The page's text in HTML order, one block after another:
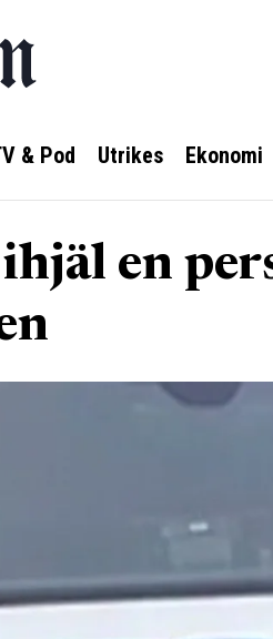
& Pod Utrikes Ekonomi
en